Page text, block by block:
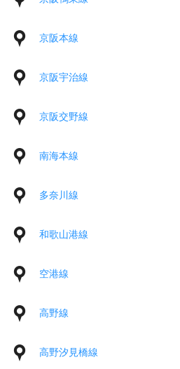
京阪本線
京阪宇治線
京阪交野線
南海本線
多奈川線
和歌山港線
空港線
高野線
高野汐見橋線